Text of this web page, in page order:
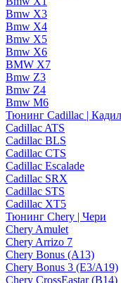
Bmw X3
Bmw X4
Bmw X5
Bmw X6
BMW X7
Bmw Z3
Bmw Z4
Bmw М6
Тюнинг Cadillac |
Cadillac ATS
Cadillac BLS
Cadillac CTS
Cadillac Escalade
Cadillac SRX
Cadillac STS
Cadillac XT5
Тюнинг Chery | Чери
Chery Amulet
Chery Arrizo 7
Chery Bonus (A13)
Chery Bonus 3 (E3/A19)
Chery CrossEastar (B14)